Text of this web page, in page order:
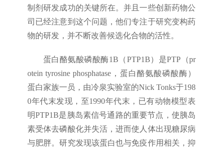
制剂研发成功的关键所在。并且一些创新药物公
司已经注意到这个问题，他们专注于研究变构药
物的研发，并不断改善候选化合物的活性。
蛋白酪氨酸磷酸酶1B（PTP1B）是PTP（pr
otein tyrosine phosphatase，蛋白酪氨酸磷酸酶）
蛋白家族一员，由冷泉实验室的Nick Tonks于198
0年代末发现，至1990年代末，已有动物模型表
明PTP1B是胰岛素信号通路的重要节点，使胰岛
素受体去磷酸化并失活，进而使人体出现糖尿病
与肥胖。研究发现该蛋白也与免疫作用相关，抑